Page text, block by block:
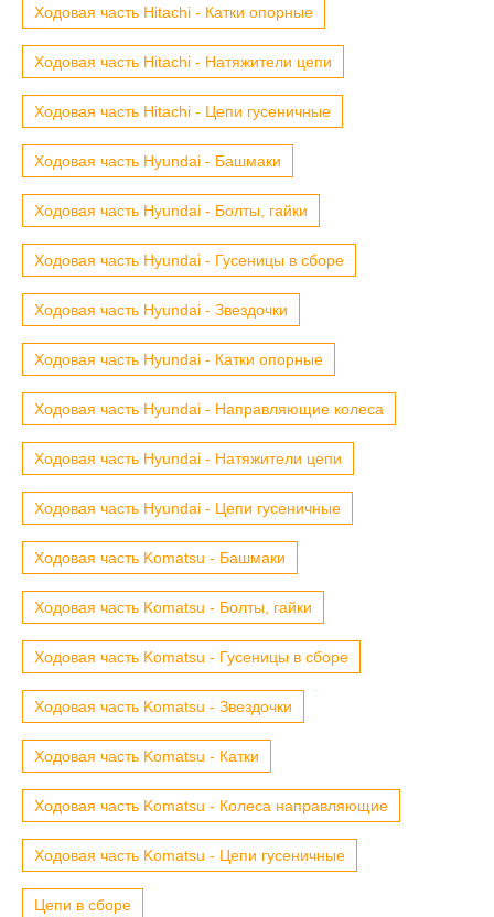
Ходовая часть Hitachi - Катки опорные
Ходовая часть Hitachi - Натяжители цепи
Ходовая часть Hitachi - Цепи гусеничные
Ходовая часть Hyundai - Башмаки
Ходовая часть Hyundai - Болты, гайки
Ходовая часть Hyundai - Гусеницы в сборе
Ходовая часть Hyundai - Звездочки
Ходовая часть Hyundai - Катки опорные
Ходовая часть Hyundai - Направляющие колеса
Ходовая часть Hyundai - Натяжители цепи
Ходовая часть Hyundai - Цепи гусеничные
Ходовая часть Komatsu - Башмаки
Ходовая часть Komatsu - Болты, гайки
Ходовая часть Komatsu - Гусеницы в сборе
Ходовая часть Komatsu - Звездочки
Ходовая часть Komatsu - Катки
Ходовая часть Komatsu - Колеса направляющие
Ходовая часть Komatsu - Цепи гусеничные
Цепи в сборе